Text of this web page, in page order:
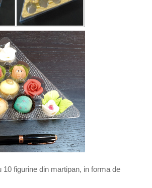
10 figurine din martipan, in forma de